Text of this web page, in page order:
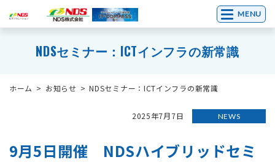
MENU
NDSセミナー：ICTインフラの新常識
ホーム お知らせ NDSセミナー：ICTインフラの新常識
2025年7月7日 NEWS
9月5日開催 NDSハイブリッドセミ